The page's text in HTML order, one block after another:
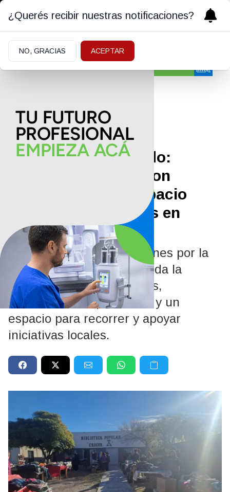
Sociedad
15/06/2026
Aprovechar el feriado:
invitan a una feria con
trueque, venta y espacio
para emprendedores en
Barrio Aeroclub
La propuesta será este lunes por la
tarde y estará abierta a toda la
comunidad. Habrá puestos,
intercambio de productos y un
espacio para recorrer y apoyar
iniciativas locales.
¿Querés recibir nuestras notificaciones?
NO, GRACIAS ACEPTAR